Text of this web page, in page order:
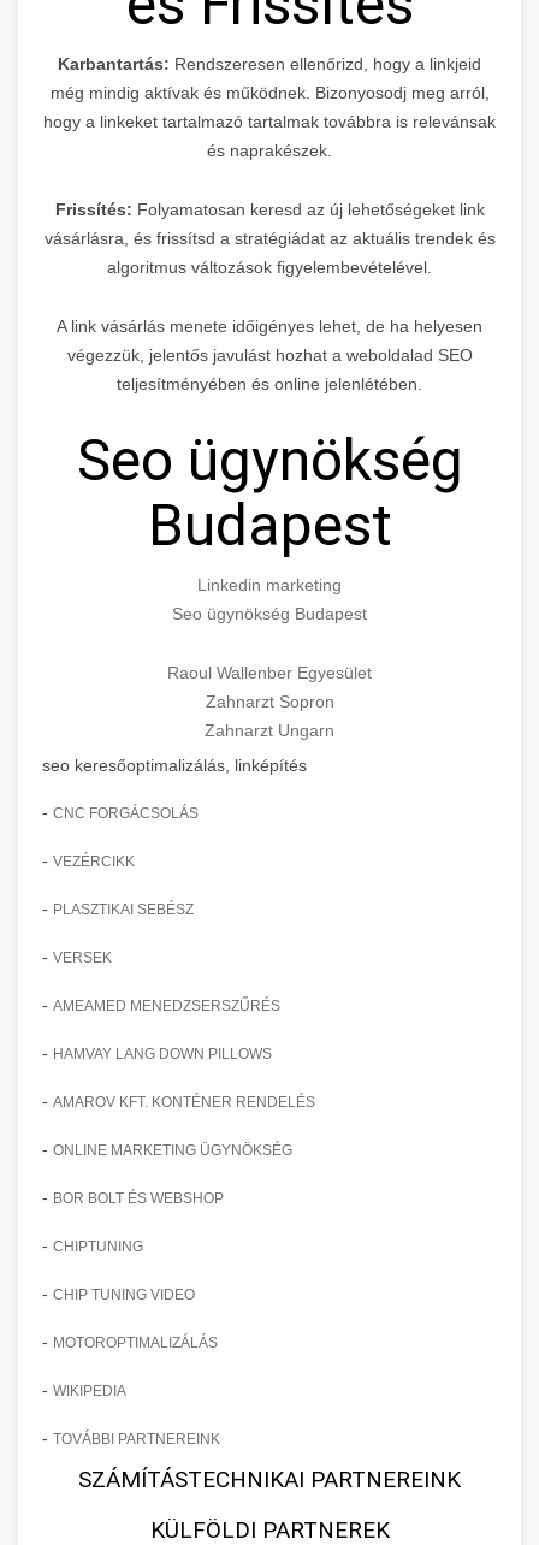
Karbantartás: Rendszeresen ellenőrizd, hogy a linkjeid
még mindig aktívak és működnek. Bizonyosodj meg arról,
hogy a linkeket tartalmazó tartalmak továbbra is relevánsak
és naprakészek.
Frissítés: Folyamatosan keresd az új lehetőségeket link
vásárlásra, és frissítsd a stratégiádat az aktuális trendek és
algoritmus változások figyelembevételével.
A link vásárlás menete időigényes lehet, de ha helyesen
végezzük, jelentős javulást hozhat a weboldalad SEO
teljesítményében és online jelenlétében.
Seo ügynökség
Budapest
Linkedin marketing
Seo ügynökség Budapest
Raoul Wallenber Egyesület
Zahnarzt Sopron
Zahnarzt Ungarn
seo keresőoptimalizálás, linképítés
- CNC FORGÁCSOLÁS
- VEZÉRCIKK
- PLASZTIKAI SEBÉSZ
- VERSEK
- AMEAMED MENEDZSERSZŰRÉS
- HAMVAY LANG DOWN PILLOWS
- AMAROV KFT. KONTÉNER RENDELÉS
- ONLINE MARKETING ÜGYNÖKSÉG
- BOR BOLT ÉS WEBSHOP
- CHIPTUNING
- CHIP TUNING VIDEO
- MOTOROPTIMALIZÁLÁS
- WIKIPEDIA
- TOVÁBBI PARTNEREINK
SZÁMÍTÁSTECHNIKAI PARTNEREINK
KÜLFÖLDI PARTNEREK